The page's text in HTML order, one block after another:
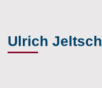
Ulrich Jeltsch